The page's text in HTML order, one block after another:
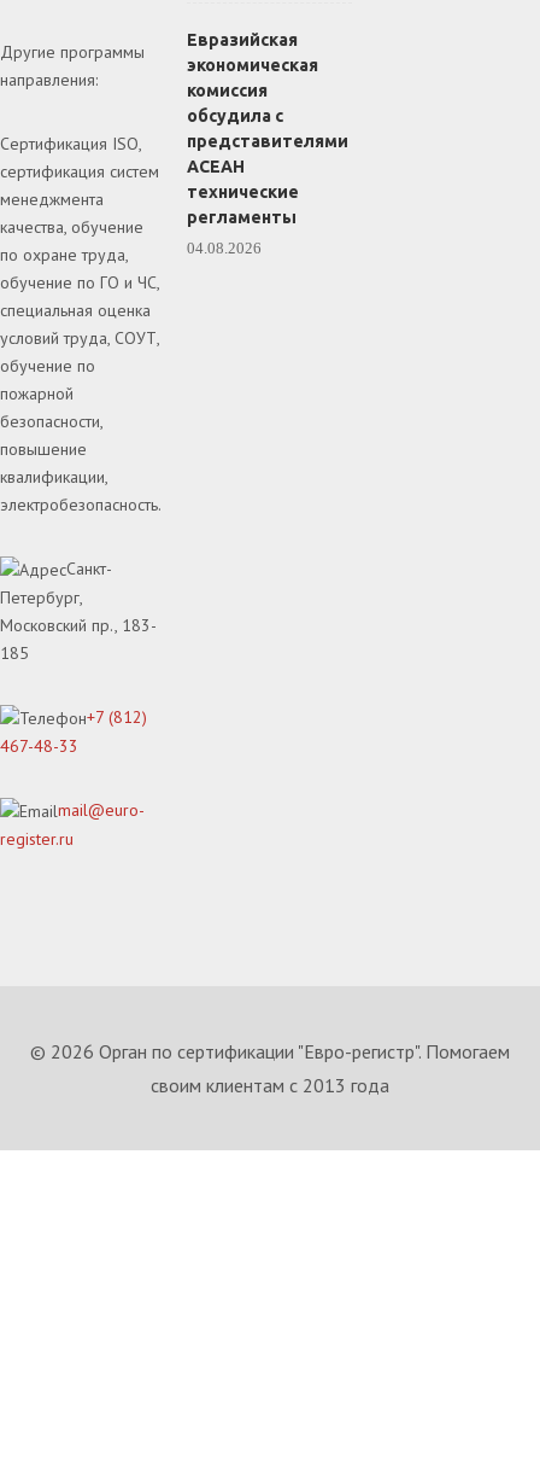
Другие программы
направления:
Сертификация ISO,
сертификация систем
менеджмента
качества, обучение
по охране труда,
обучение по ГО и ЧС,
специальная оценка
условий труда, СОУТ,
обучение по
пожарной
безопасности,
повышение
квалификации,
электробезопасность.
Санкт-
Петербург,
Московский пр., 183-
185
+7 (812)
467-48-33
mail@euro-
register.ru
Евразийская
экономическая
комиссия
обсудила с
представителями
АСЕАН
технические
регламенты
04.08.2026
© 2026 Орган по сертификации "Евро-регистр". Помогаем
своим клиентам с 2013 года